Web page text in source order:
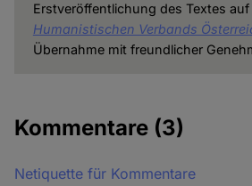
Erstveröffentlichung des Textes auf
Humanistischen Verbands
Übernahme mit freundlicher
Kommentare (3)
Netiquette für Kommentare